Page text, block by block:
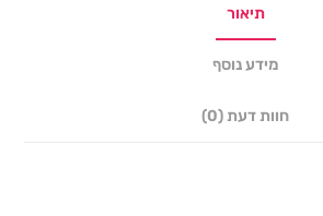
תיאור
מידע נוסף
חוות דעת (0)